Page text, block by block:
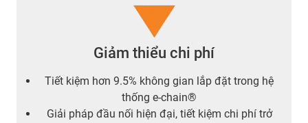
Giảm thiểu chi phí
Tiết kiệm hơn 9.5% không gian lắp đặt trong hệ
thống e-chain®
Giải pháp đầu nối hiện đại, tiết kiệm chi phí trở